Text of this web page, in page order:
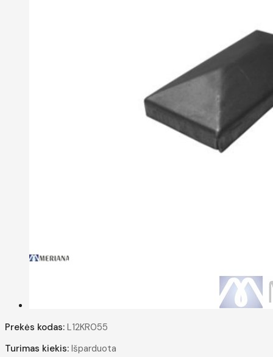
Prekės kodas: L12KR055
Turimas kiekis: Išparduota